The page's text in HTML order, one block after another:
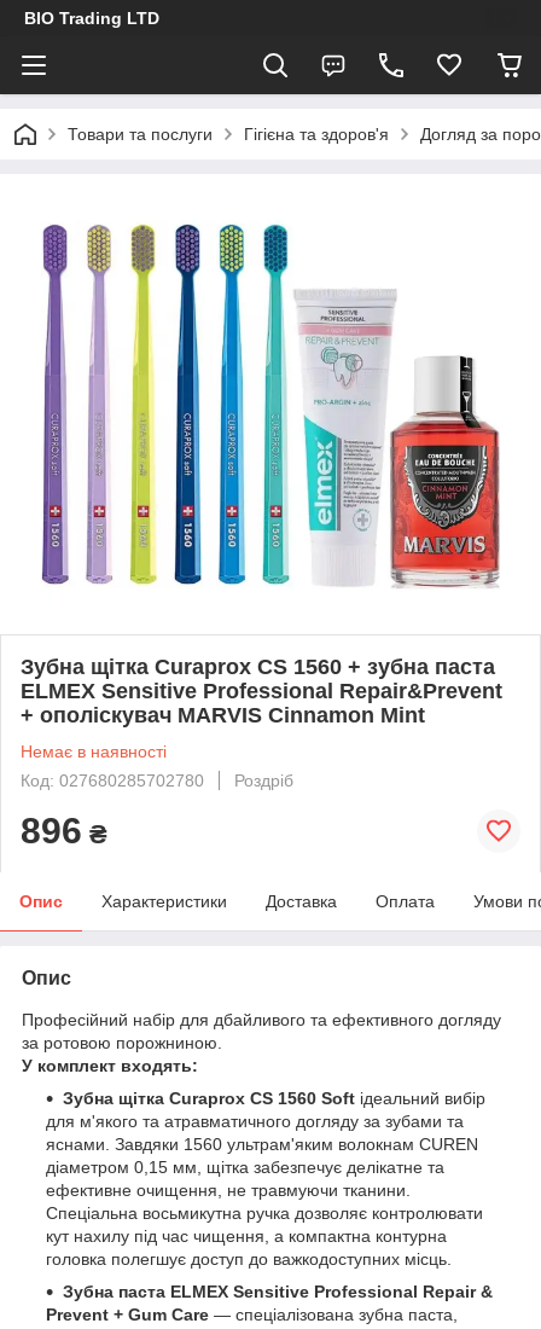
BIO Trading LTD
Товари та послуги Гігієна та здоров'я Догляд за
Зубна щітка Curaprox CS 1560 + зубна паста
ELMEX Sensitive Professional Repair&Prevent
+ ополіскувач MARVIS Cinnamon Mint
Немає в наявності
Код: 027680285702780
Роздріб
896 ₴
Опис Характеристики Доставка Оплата Умови
Опис
Професійний набір для дбайливого та ефективного догляду
за ротовою порожниною.
У комплект входять:
Зубна щітка Curaprox CS 1560 Soft ідеальний вибір
для м'якого та атравматичного догляду за зубами та
яснами. Завдяки 1560 ультрам'яким волокнам CUREN
діаметром 0,15 мм, щітка забезпечує делікатне та
ефективне очищення, не травмуючи тканини.
Спеціальна восьмикутна ручка дозволяє контролювати
кут нахилу під час чищення, а компактна контурна
головка полегшує доступ до важкодоступних місць.
Зубна паста ELMEX Sensitive Professional Repair &
Prevent + Gum Care — спеціалізована зубна паста,